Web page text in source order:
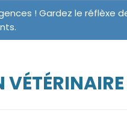
! Gardez le réflèxe